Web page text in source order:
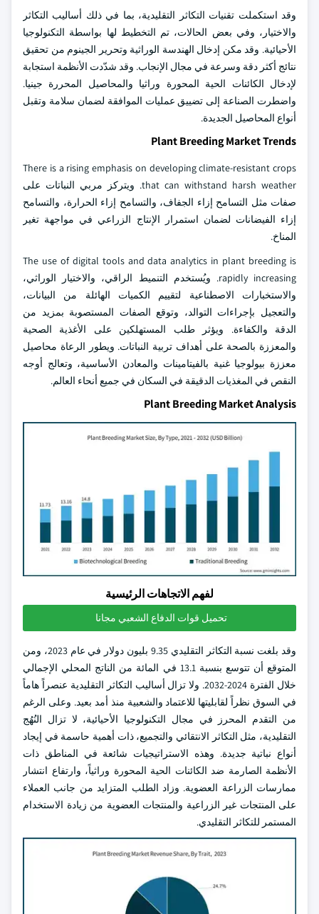
وقد استكملت تقنيات التكاثر التقليدية، بما في ذلك أساليب التكاثر
والاختيار، وفي بعض الحالات، تم التخطيط لها بواسطة التكنولوجيا
الأحيائية. وقد مكن إدخال الهندسة الوراثية وتحرير الجينوم من تحقيق
نتائج أكثر دقة وسرعة في مجال الإنجاب. وقد شدّدت الأنظمة استجابة
لإدخال الكائنات الحية المحورة وراثيا والمحاصيل المحررة جينيا.
واضطرت الصناعة إلى تضييق عمليات الموافقة لضمان سلامة وتقبل
أنواع المحاصيل الجديدة.
Plant Breeding Market Trends
There is a rising emphasis on developing climate-resistant crops
that can withstand harsh weather. ويتركز مربي النباتات على
صفات مثل التسامح إزاء الجفاف، والتسامح إزاء الحرارة، والتسامح
إزاء الفيضانات لضمان استمرار الإنتاج الزراعي في مواجهة تغير
المناخ.
The use of digital tools and data analytics in plant breeding is
rapidly increasing. ويُستخدم التنميط الراقي، والاختيار الوراثي،
والاستخبارات الاصطناعية لتقييم الكميات الهائلة من البيانات،
والتعجيل بإجراءات التوالد، وتوقع الصفات المستصوبة بمزيد من
الدقة والكفاءة. ويؤثر طلب المستهلكين على الأغذية الصحية
والمعززة بالصحة على أهداف تربية النباتات. ويطور الرعاة محاصيل
معززة بيولوجيا غنية بالفيتامينات والمعادن الأساسية، وتعالج أوجه
النقص في المغذيات الدقيقة في السكان في جميع أنحاء العالم.
Plant Breeding Market Analysis
لفهم الاتجاهات الرئيسية
تحميل قوات الدفاع الشعبي مجانا
وقد بلغت نسبة التكاثر التقليدي 9.35 بليون دولار في عام 2023، ومن
المتوقع أن تتوسع بنسبة 13.1 في المائة من الناتج المحلي الإجمالي
خلال الفترة 2024-2032. ولا تزال أساليب التكاثر التقليدية عنصراً هاماً
في السوق نظراً لقابليتها للاعتماد والشعبية منذ أمد بعيد. وعلى الرغم
من التقدم المحرز في مجال التكنولوجيا الأحيائية، لا تزال النُهُج
التقليدية، مثل التكاثر الانتقائي والتجميع، ذات أهمية حاسمة في إيجاد
أنواع نباتية جديدة. وهذه الاستراتيجيات شائعة في المناطق ذات
الأنظمة الصارمة ضد الكائنات الحية المحورة وراثياً، وارتفاع انتشار
ممارسات الزراعة العضوية. وزاد الطلب المتزايد من جانب العملاء
على المنتجات غير الزراعية والمنتجات العضوية من زيادة الاستخدام
المستمر للتكاثر التقليدي.